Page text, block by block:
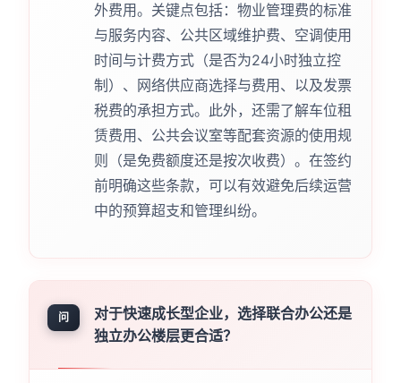
外费用。关键点包括：物业管理费的标准
与服务内容、公共区域维护费、空调使用
时间与计费方式（是否为24小时独立控
制）、网络供应商选择与费用、以及发票
税费的承担方式。此外，还需了解车位租
赁费用、公共会议室等配套资源的使用规
则（是免费额度还是按次收费）。在签约
前明确这些条款，可以有效避免后续运营
中的预算超支和管理纠纷。
问
对于快速成长型企业，选择联合办公还是
独立办公楼层更合适？